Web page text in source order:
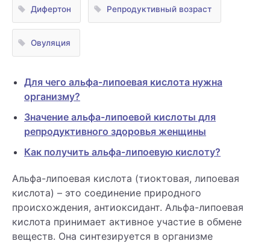
Дифертон Репродуктивный возраст
Овуляция
Для чего альфа-липоевая кислота нужна
организму?
Значение альфа-липоевой кислоты для
репродуктивного здоровья женщины
Как получить альфа-липоевую кислоту?
Альфа-липоевая кислота (тиоктовая, липоевая
кислота) – это соединение природного
происхождения, антиоксидант. Альфа-липоевая
кислота принимает активное участие в обмене
веществ. Она синтезируется в организме